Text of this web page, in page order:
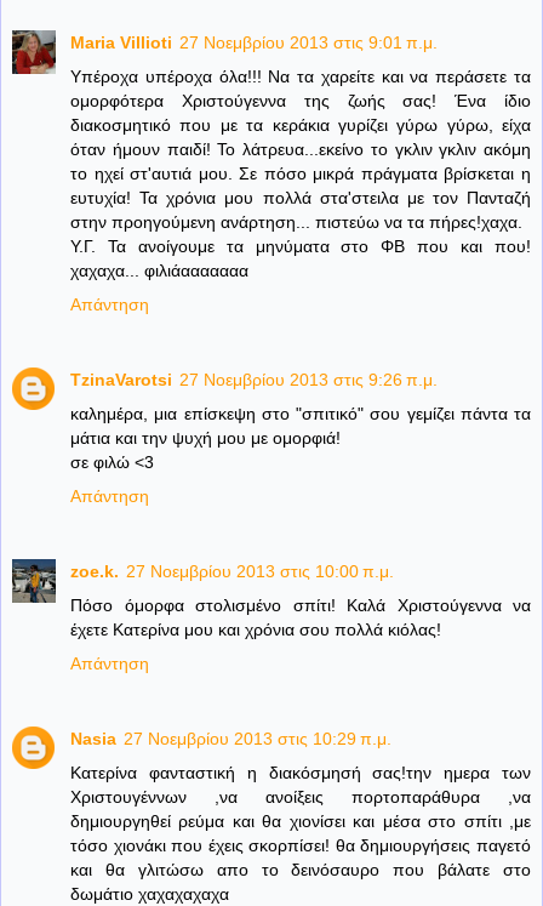
Maria Villioti 27 Νοεμβρίου 2013 στις 9:01 π.μ.
Υπέροχα υπέροχα όλα!!! Να τα χαρείτε και να περάσετε τα
ομορφότερα Χριστούγεννα της ζωής σας! Ένα ίδιο
διακοσμητικό που με τα κεράκια γυρίζει γύρω γύρω, είχα
όταν ήμουν παιδί! Το λάτρευα...εκείνο το γκλιν γκλιν ακόμη
το ηχεί στ'αυτιά μου. Σε πόσο μικρά πράγματα βρίσκεται η
ευτυχία! Τα χρόνια μου πολλά στα'στειλα με τον Πανταζή
στην προηγούμενη ανάρτηση... πιστεύω να τα πήρες!χαχα.
Υ.Γ. Τα ανοίγουμε τα μηνύματα στο ΦΒ που και που!
χαχαχα... φιλιάααααααα
Απάντηση
TzinaVarotsi 27 Νοεμβρίου 2013 στις 9:26 π.μ.
καλημέρα, μια επίσκεψη στο "σπιτικό" σου γεμίζει πάντα τα
μάτια και την ψυχή μου με ομορφιά!
σε φιλώ <3
Απάντηση
zoe.k. 27 Νοεμβρίου 2013 στις 10:00 π.μ.
Πόσο όμορφα στολισμένο σπίτι! Καλά Χριστούγεννα να
έχετε Κατερίνα μου και χρόνια σου πολλά κιόλας!
Απάντηση
Nasia 27 Νοεμβρίου 2013 στις 10:29 π.μ.
Κατερίνα φανταστική η διακόσμησή σας!την ημερα των
Χριστουγέννων ,να ανοίξεις πορτοπαράθυρα ,να
δημιουργηθεί ρεύμα και θα χιονίσει και μέσα στο σπίτι ,με
τόσο χιονάκι που έχεις σκορπίσει! θα δημιουργήσεις παγετό
και θα γλιτώσω απο το δεινόσαυρο που βάλατε στο
δωμάτιο χαχαχαχαχα